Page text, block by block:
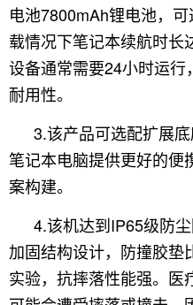
电池7800mAh锂电池，
载情况下笔记本续航时长
设备通常需要24小时运
耐用性。
3.该产品可选配扩展
笔记本电脑提供更好的便
案构建。
4.该机达到IP65级防
加固结构设计，防撞胶垫
实验，抗摔落性能强。医